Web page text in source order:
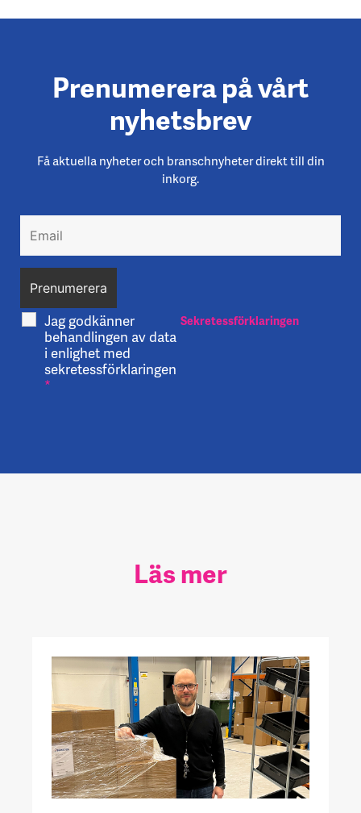
Prenumerera på vårt
nyhetsbrev
Få aktuella nyheter och branschnyheter direkt till din
inkorg.
Jag godkänner
behandlingen av data
i enlighet med
sekretessförklaringen
*
Sekretessförklaringen
Läs mer